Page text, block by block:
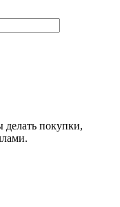
делать покупки,